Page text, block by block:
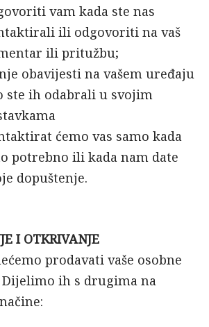
vam kada ste nas
ili odgovoriti na vaš
ili pritužbu;
obavijesti na vašem uređaju
ste ih odabrali u svojim
ćemo vas samo kada
potrebno ili kada nam date
dopuštenje.
I OTKRIVANJE
prodavati vaše osobne
Dijelimo ih s drugima na